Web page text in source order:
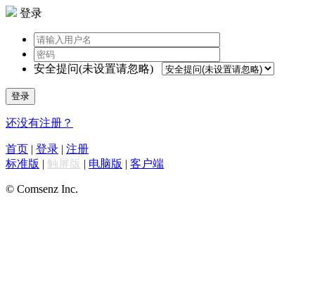
登录
安全提问(未设置请忽略)
登录
还没有注册？
首页 | 登录 | 注册
标准版 | 触屏版 | 电脑版 | 客户端
© Comsenz Inc.